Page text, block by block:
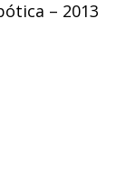
– 2013